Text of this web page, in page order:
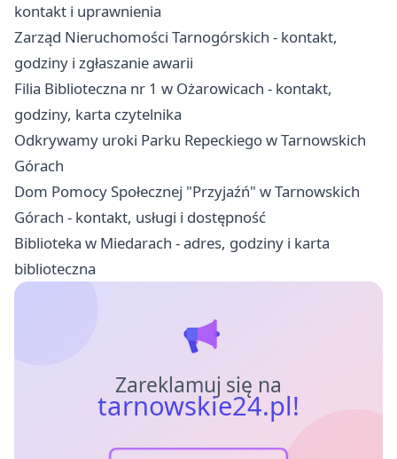
kontakt i uprawnienia
Zarząd Nieruchomości Tarnogórskich - kontakt,
godziny i zgłaszanie awarii
Filia Biblioteczna nr 1 w Ożarowicach - kontakt,
godziny, karta czytelnika
Odkrywamy uroki Parku Repeckiego w Tarnowskich
Górach
Dom Pomocy Społecznej "Przyjaźń" w Tarnowskich
Górach - kontakt, usługi i dostępność
Biblioteka w Miedarach - adres, godziny i karta
biblioteczna
Zareklamuj się na
tarnowskie24.pl!